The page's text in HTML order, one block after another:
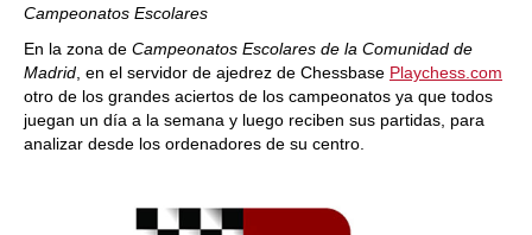
Campeonatos Escolares
En la zona de Campeonatos Escolares de la Comunidad de
Madrid , en el servidor de ajedrez de Chessbase Playchess.com
otro de los grandes aciertos de los campeonatos ya que todos
juegan un día a la semana y luego reciben sus partidas, para
analizar desde los ordenadores de su centro.